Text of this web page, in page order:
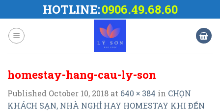
to
content
HOTLINE:0906.49.68.60
homestay-hang-cau-ly-son
Published October 10, 2018 at 640 × 384 in CHỌN
KHÁCH SẠN, NHÀ NGHỈ HAY HOMESTAY KHI ĐẾN